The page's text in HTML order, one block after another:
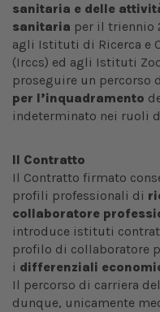
sanitaria e delle
sanitaria per il triennio
agli Istituti di Ricerca e
(Irccs) ed agli Istituti
proseguire un percorso
per l’inquadramento
indeterminato nei ruoli
Il Contratto
Il Contratto firmato
profili professionali di
collaboratore
introduce istituti
profilo di collaboratore
i differenziali
Il percorso di carriera
dunque, unicamente